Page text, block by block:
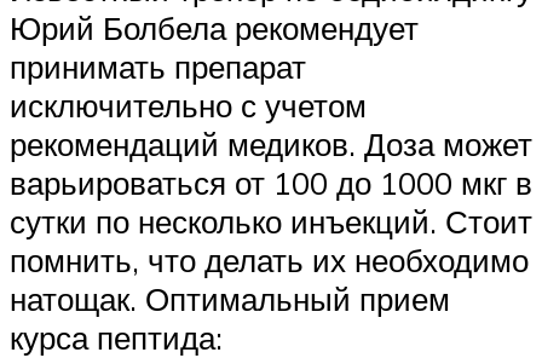
Юрий Болбела рекомендует
принимать препарат
исключительно с учетом
рекомендаций медиков. Доза может
варьироваться от 100 до 1000 мкг в
сутки по несколько инъекций. Стоит
помнить, что делать их необходимо
натощак. Оптимальный прием
курса пептида: